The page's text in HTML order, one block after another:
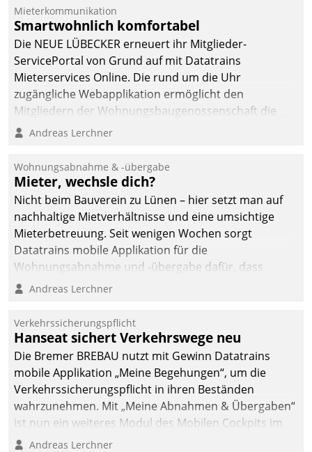
Datatrain ermöglicht
automatisiert ausgelöste,
zielgerichtete
Mieterbefragungen – eine
starke Grundlage für
intelligente,
Entscheidungen.
Mieterkommunikation
Smartwohnlich komfortabel
Die NEUE LÜBECKER erneuert ihr Mitglieder-
ServicePortal von Grund auf mit Datatrains
Mieterservices Online. Die rund um die Uhr
zugängliche Webapplikation ermöglicht den
Mitgliedern der Wohnungs­bau­genossenschaft die
Kontaktaufnahme per Smartphone, Tablet oder PC.
Andreas Lerchner
Wohnungsabnahme & -übergabe
Mieter, wechsle dich?
Nicht beim Bauverein zu Lünen – hier setzt man auf
nachhaltige Mietverhältnisse und eine umsichtige
Mieterbetreuung. Seit wenigen Wochen sorgt
Datatrains mobile Applikation für die
Wohnungsabnahme und -übergabe dafür, dass
Mieter wohlgeordnet kommen und, so es sein muss,
Andreas Lerchner
Verkehrssicherungspflicht
Hanseat sichert Verkehrswege neu
Die Bremer BREBAU nutzt mit Gewinn Datatrains
mobile Applikation „Meine Begehungen“, um die
Verkehrssicherungspflicht in ihren Beständen
wahrzunehmen. Mit „Meine Abnahmen & Übergaben“
ist nun ein weiteres Modul des Mobilen Cockpits im
Einsatz.
Andreas Lerchner